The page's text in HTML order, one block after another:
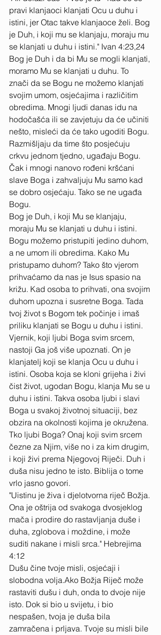
pravi klanjaoci klanjati Ocu u duhu i
istini, jer Otac takve klanjaoce želi. Bog
je Duh, i koji mu se klanjaju, moraju mu
se klanjati u duhu i istini." Ivan 4:23,24
Bog je Duh i da bi Mu se mogli klanjati,
moramo Mu se klanjati u duhu. To
znači da se Bogu ne možemo klanjati
svojim umom, osjećajima i različitim
obredima. Mnogi ljudi danas idu na
hodočašća ili se zavjetuju da će učiniti
nešto, misleći da će tako ugoditi Bogu.
Razmišljaju da time što posjećuju
crkvu jednom tjedno, ugađaju Bogu.
Čak i mnogi nanovo rođeni kršćani
slave Boga i zahvaljuju Mu samo kad
se dobro osjećaju. Tako se ne ugađa
Bogu.
Bog je Duh, i koji Mu se klanjaju,
moraju Mu se klanjati u duhu i istini.
Bogu možemo pristupiti jedino duhom,
a ne umom ili obredima. Kako Mu
pristupamo duhom? Tako što vjerom
prihvaćamo da nas je Isus spasio na
križu. Kad osoba to prihvati, ona svojim
duhom upozna i susretne Boga. Tada
tvoj život s Bogom tek počinje i imaš
priliku klanjati se Bogu u duhu i istini.
Vjernik, koji ljubi Boga svim srcem,
nastoji Ga još više upoznati. On je
klanjatelj koji se klanja Ocu u duhu i
istini. Osoba koja se kloni grijeha i živi
čist život, ugodan Bogu, klanja Mu se u
duhu i istini. Takva osoba ljubi i slavi
Boga u svakoj životnoj situaciji, bez
obzira na okolnosti kojima je okružena.
Tko ljubi Boga? Onaj koji svim srcem
čezne za Njim, više no i za kim drugim,
i koji živi prema Njegovoj Riječi. Duh i
duša nisu jedno te isto. Biblija o tome
vrlo jasno govori.
"Uistinu je živa i djelotvorna riječ Božja.
Ona je oštrija od svakoga dvosjeklog
mača i prodire do rastavljanja duše i
duha, zglobova i moždine, i može
suditi nakane i misli srca." Hebrejima
4:12
Dušu čine tvoje misli, osjećaji i
slobodna volja.Ako Božja Riječ može
rastaviti dušu i duh, onda to dvoje nije
isto. Dok si bio u svijetu, i bio
nespašen, tvoja je duša bila
zamračena i prljava. Tvoje su misli bile